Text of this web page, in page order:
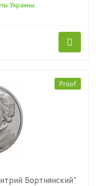
Украины
Proof
Бортнянский"